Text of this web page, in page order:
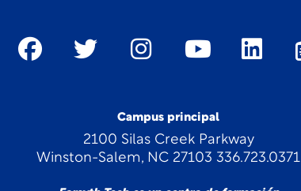
Campus principal
2100 Silas Creek Parkway
Winston-Salem, NC 27103 336.723.0371